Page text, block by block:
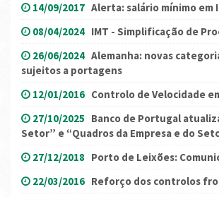
14/09/2017 Alerta: salário mínimo em
08/04/2024 IMT - Simplificação de
26/06/2024 Alemanha: novas
sujeitos a portagens
12/01/2016 Controlo de Velocidade
27/10/2025 Banco de Portugal
Setor” e “Quadros da Empresa e do
27/12/2018 Porto de Leixões:
22/03/2016 Reforço dos controlos